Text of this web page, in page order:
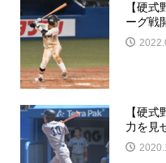
【硬
ーグ戦
【硬
力を見